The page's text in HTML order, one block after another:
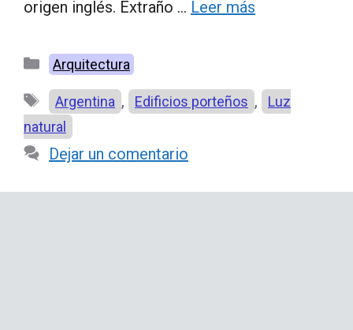
origen inglés. Extraño … Leer más
Categorías
Arquitectura
Etiquetas
Argentina , Edificios porteños ,
Luz
natural
Dejar un comentario